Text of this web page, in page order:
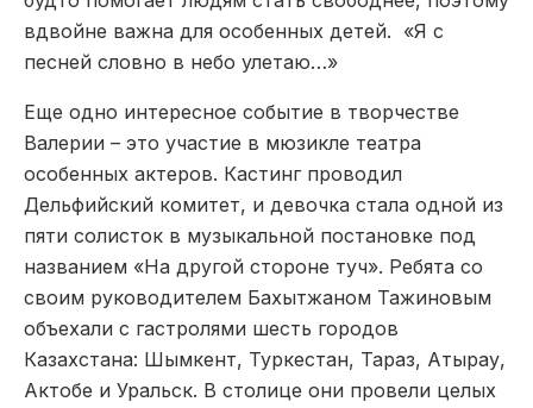
вдвойне важна для особенных детей. «Я с
песней словно в небо улетаю…»
Еще одно интересное событие в творчестве
Валерии – это участие в мюзикле театра
особенных актеров. Кастинг проводил
Дельфийский комитет, и девочка стала одной из
пяти солисток в музыкальной постановке под
названием «На другой стороне туч». Ребята со
своим руководителем Бахытжаном Тажиновым
объехали с гастролями шесть городов
Казахстана: Шымкент, Туркестан, Тараз, Атырау,
Актобе и Уральск. В столице они провели целых